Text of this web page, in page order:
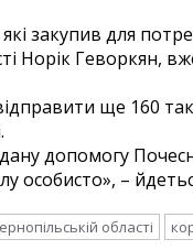
закупив для
Норік Геворкян,
ще 160
допомогу
особисто», –
області